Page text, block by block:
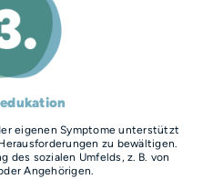
eigenen Symptome unterstützt
zu bewältigen.
des sozialen Umfelds, z. B. von
Angehörigen.